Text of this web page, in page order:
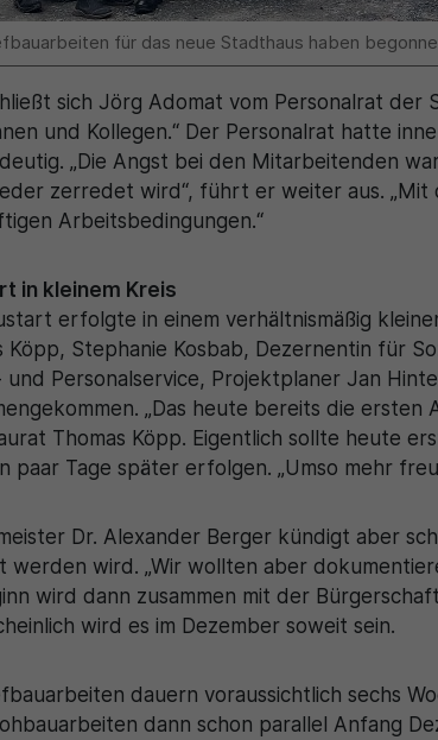
für das neue Stadthaus haben
sich Jörg Adomat vom Personalrat der
und Kollegen.“ Der Personalrat hatte
„Die Angst bei den Mitarbeitenden
zerredet wird“, führt er weiter aus.
Arbeitsbedingungen.“
in kleinem Kreis
erfolgte in einem verhältnismäßig
Köpp, Stephanie Kosbab, Dezernentin für
und Personalservice, Projektplaner Jan
„Das heute bereits die
Thomas Köpp. Eigentlich sollte heute
paar Tage später erfolgen. „Umso mehr
Dr. Alexander Berger kündigt aber
werden wird. „Wir wollten aber
wird dann zusammen mit der
wird es im Dezember soweit sein.
dauern voraussichtlich sechs
dann schon parallel Anfang